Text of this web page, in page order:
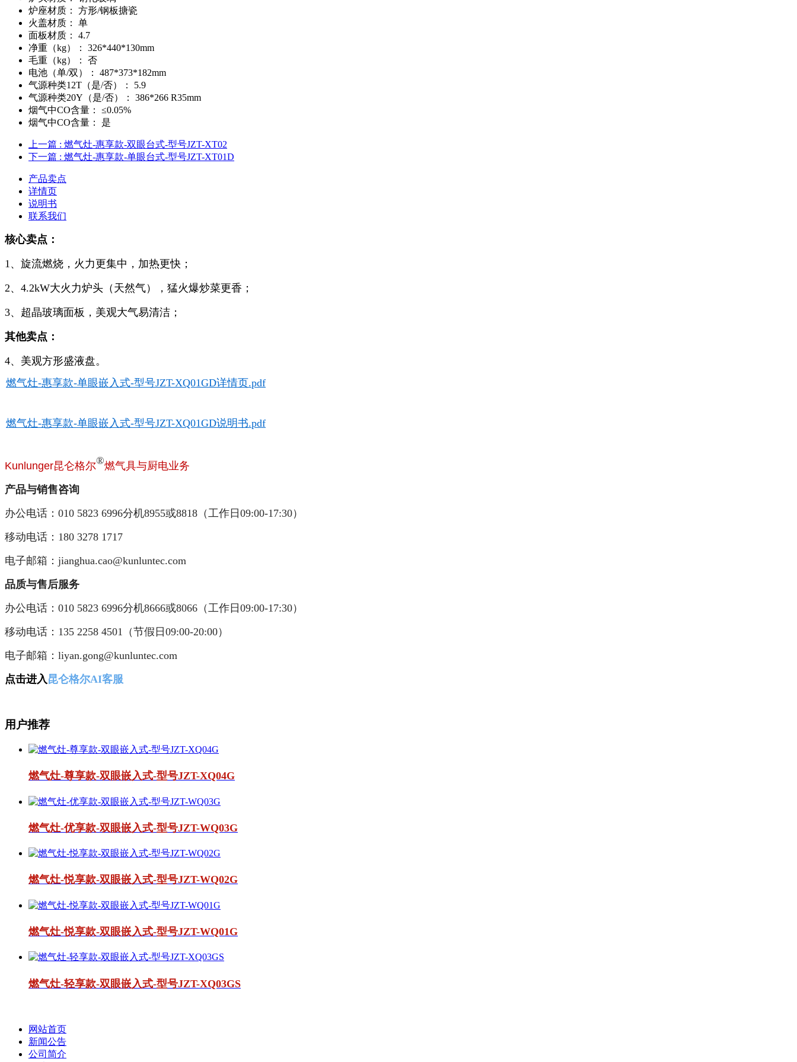
炉座材质：
方形/钢板搪瓷
火盖材质：
单
面板材质：
4.7
净重（kg）：
326*440*130mm
毛重（kg）：
否
电池（单/双）：
487*373*182mm
气源种类12T（是/否）：
5.9
气源种类20Y（是/否）：
386*266 R35mm
烟气中CO含量：
≤0.05%
烟气中CO含量：
是
上一篇 : 燃气灶-惠享款-双眼台式-型号JZT-XT02
下一篇 : 燃气灶-惠享款-单眼台式-型号JZT-XT01D
产品卖点
详情页
说明书
联系我们
核心卖点：
1、旋流燃烧，火力更集中，加热更快；
2、4.2kW大火力炉头（天然气），猛火爆炒菜更香；
3、超晶玻璃面板，美观大气易清洁；
其他卖点：
4、美观方形盛液盘。
燃气灶-惠享款-单眼嵌入式-型号JZT-XQ01GD详情页.pdf
燃气灶-惠享款-单眼嵌入式-型号JZT-XQ01GD说明书.pdf
Kunlunger昆仑格尔®燃气具与厨电业务
产品与销售咨询
办公电话：010 5823 6996分机8955或8818（工作日09:00-17:30）
移动电话：180 3278 1717
电子邮箱：jianghua.cao@kunluntec.com
品质与售后服务
办公电话：010 5823 6996分机8666或8066（工作日09:00-17:30）
移动电话：135 2258 4501（节假日09:00-20:00）
电子邮箱：liyan.gong@kunluntec.com
点击进入 昆仑格尔AI客服
用户推荐
燃气灶-尊享款-双眼嵌入式-型号JZT-XQ04G
燃气灶-优享款-双眼嵌入式-型号JZT-WQ03G
燃气灶-悦享款-双眼嵌入式-型号JZT-WQ02G
燃气灶-悦享款-双眼嵌入式-型号JZT-WQ01G
燃气灶-轻享款-双眼嵌入式-型号JZT-XQ03GS
网站首页
新闻公告
公司简介